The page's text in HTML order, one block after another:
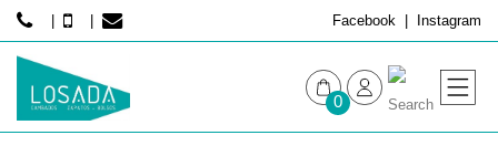
Facebook Instagram
0